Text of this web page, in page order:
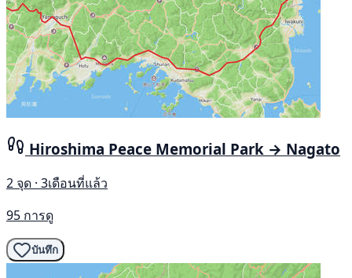
Hiroshima Peace Memorial Park → Nagato
2 จุด · 3เดือนที่แล้ว
95 การดู
บันทึก